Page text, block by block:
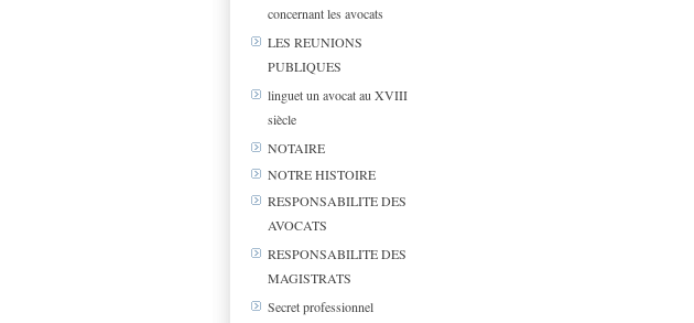
concernant les avocats
LES REUNIONS
PUBLIQUES
linguet un avocat au XVIII
siècle
NOTAIRE
NOTRE HISTOIRE
RESPONSABILITE DES
AVOCATS
RESPONSABILITE DES
MAGISTRATS
Secret professionnel